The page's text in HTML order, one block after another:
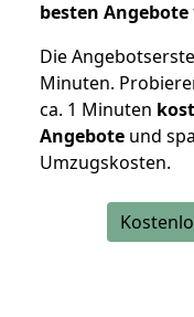
besten Angebote
Die
Minuten.
ca. 1 Minuten
Angebote und
Umzugskosten.